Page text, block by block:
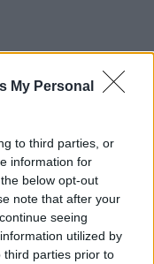
My Personal
to third parties, or
information for
below opt-out
note that after your
seeing
utilized by
third parties prior to